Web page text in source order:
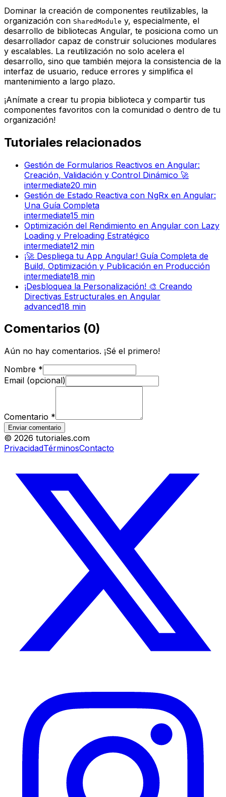
Dominar la creación de componentes reutilizables, la
organización con SharedModule y, especialmente, el
desarrollo de bibliotecas Angular, te posiciona como un
desarrollador capaz de construir soluciones modulares
y escalables. La reutilización no solo acelera el
desarrollo, sino que también mejora la consistencia de la
interfaz de usuario, reduce errores y simplifica el
mantenimiento a largo plazo.
¡Anímate a crear tu propia biblioteca y compartir tus
componentes favoritos con la comunidad o dentro de tu
organización!
Tutoriales relacionados
Gestión de Formularios Reactivos en Angular:
Creación, Validación y Control Dinámico 🚀
intermediate20 min
Gestión de Estado Reactiva con NgRx en Angular:
Una Guía Completa
intermediate15 min
Optimización del Rendimiento en Angular con Lazy
Loading y Preloading Estratégico
intermediate12 min
¡🚀 Despliega tu App Angular! Guía Completa de
Build, Optimización y Publicación en Producción
intermediate18 min
¡Desbloquea la Personalización! 🎨 Creando
Directivas Estructurales en Angular
advanced18 min
Comentarios (0)
Aún no hay comentarios. ¡Sé el primero!
Nombre *
Email (opcional)
Comentario *
Enviar comentario
© 2026 tutoriales.com
PrivacidadTérminosContacto